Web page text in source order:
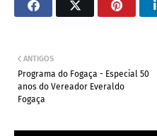
ANTIGOS
Programa do Fogaça - Especial 50
anos do Vereador Everaldo
Fogaça